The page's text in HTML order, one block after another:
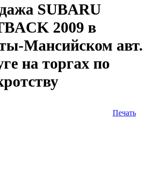
SUBARU
2009 в
Мансийском авт.
на торгах по
Печать